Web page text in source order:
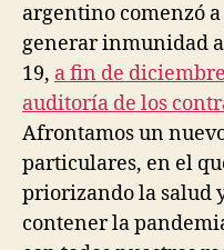
argentino comenzó
generar inmunidad
19, a fin de
auditoría de los
Afrontamos un
particulares, en el
priorizando la salud
contener la